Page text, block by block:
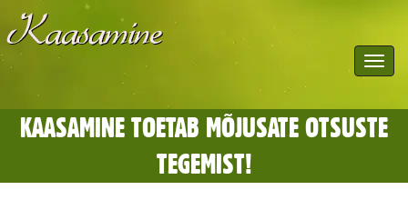
Toggle
KAASAMINE TOETAB MÕJUSATE OTSUSTE
TEGEMIST!